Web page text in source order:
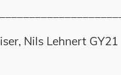
Nils Lehnert GY21